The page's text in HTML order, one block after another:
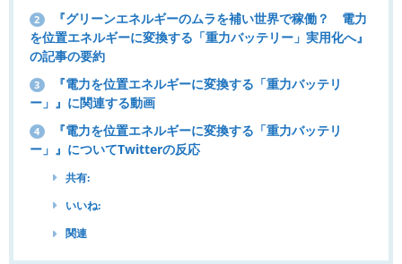
2
『グリーンエネルギーのムラを補い世界で稼働？ 電力
を位置エネルギーに変換する「重力バッテリー」実用化へ』
の記事の要約
3
『電力を位置エネルギーに変換する「重力バッテリ
ー」』に関連する動画
4
『電力を位置エネルギーに変換する「重力バッテリ
ー」』についてTwitterの反応
共有:
いいね:
関連